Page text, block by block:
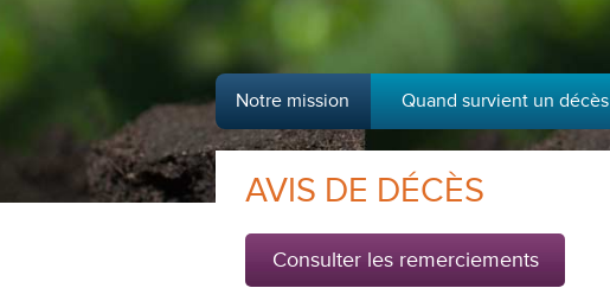
Notre mission Quand survient un décès
AVIS DE DÉCÈS
Consulter les remerciements